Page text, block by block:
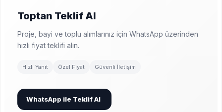
Toptan Teklif Al
Proje, bayi ve toplu alımlarınız için WhatsApp üzerinden
hızlı fiyat teklifi alın.
Hızlı Yanıt Özel Fiyat Güvenli İletişim
WhatsApp ile Teklif Al